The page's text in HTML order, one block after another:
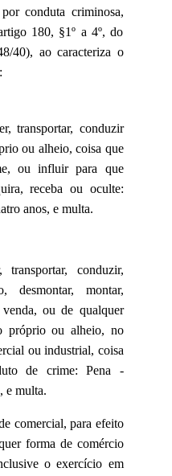
conduta criminosa,
180, §1º a 4º, do
40), ao caracteriza o
transportar, conduzir
ou alheio, coisa que
ou influir para que
receba ou oculte:
anos, e multa.
conduzir,
desmontar, montar,
ou de qualquer
próprio ou alheio, no
ou industrial, coisa
de crime: Pena -
e multa.
comercial, para efeito
forma de comércio
o exercício em